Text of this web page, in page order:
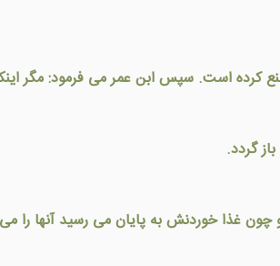
منع کرده است. سپس ابن عمر می فرمود: مگر
گردد.
چون غذا خوردنش به پایان می رسید آنها را